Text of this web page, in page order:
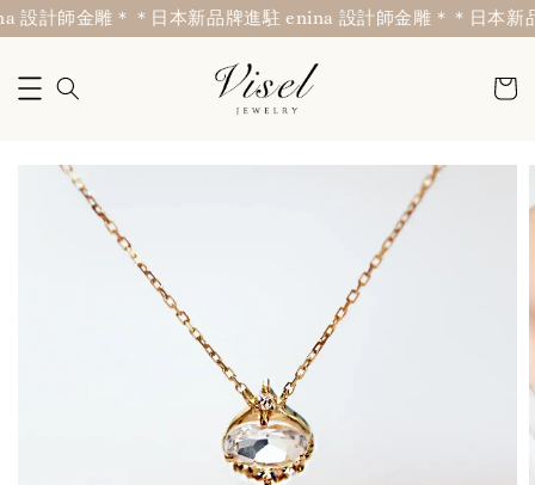
計師金雕＊ ＊日本新品牌進駐 enina 設計師金雕＊＊日本新品